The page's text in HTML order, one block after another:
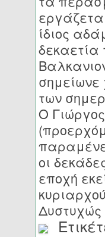
ίδιος
δεκαετία
σημείωνε
των
Ο
οι
εποχή